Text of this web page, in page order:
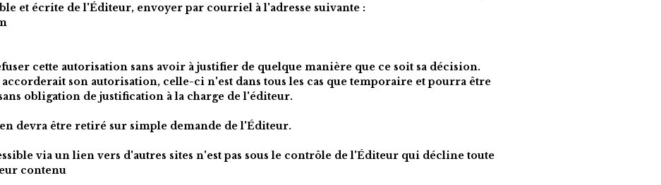
sauf autorisation préalable et écrite de l'Éditeur, envoyer par courriel à l'adresse suivante :
cette autorisation sans avoir à justifier de quelque manière que ce soit sa décision.
son autorisation, celle-ci n'est dans tous les cas que temporaire et pourra être
obligation de justification à la charge de l'éditeur.
devra être retiré sur simple demande de l'Éditeur.
via un lien vers d'autres sites n'est pas sous le contrôle de l'Éditeur qui décline toute
contenu